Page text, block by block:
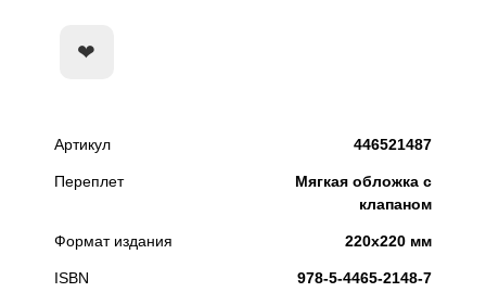
Артикул 446521487
Переплет
Мягкая обложка с
клапаном
Формат издания 220х220 мм
ISBN 978-5-4465-2148-7